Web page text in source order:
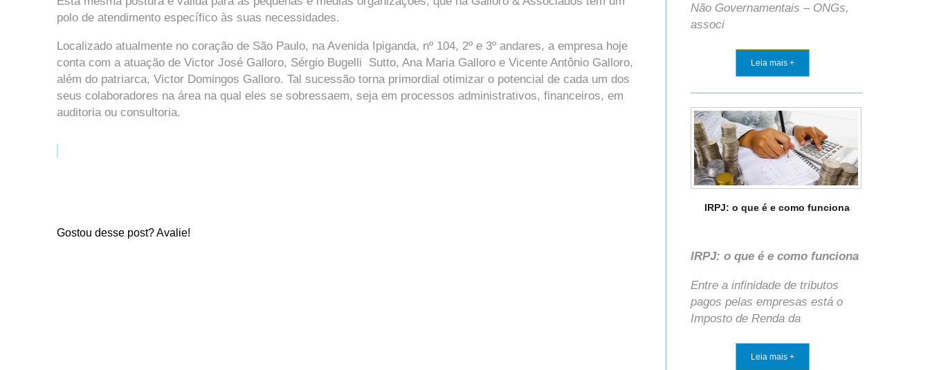
polo de atendimento específico às suas necessidades.
Localizado atualmente no coração de São Paulo, na Avenida Ipiganda, nº 104, 2º e 3º andares, a empresa hoje
conta com a atuação de Victor José Galloro, Sérgio Bugelli Sutto, Ana Maria Galloro e Vicente Antônio Galloro,
além do patriarca, Victor Domingos Galloro. Tal sucessão torna primordial otimizar o potencial de cada um dos
seus colaboradores na área na qual eles se sobressaem, seja em processos administrativos, financeiros, em
auditoria ou consultoria.
Não Governamentais – ONGs,
associ
Leia mais +
IRPJ: o que é e como funciona
IRPJ: o que é e como funciona
Entre a infinidade de tributos
pagos pelas empresas está o
Imposto de Renda da
Leia mais +
Gostou desse post? Avalie!